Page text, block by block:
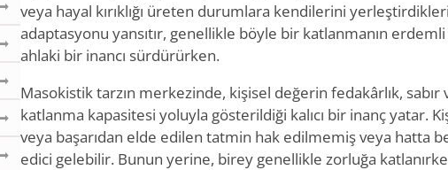
veya hayal kırıklığı üreten durumlara kendilerini
adaptasyonu yansıtır, genellikle böyle bir katlanmanın
ahlaki bir inancı sürdürürken.
Masokistik tarzın merkezinde, kişisel değerin fedakârlık,
katlanma kapasitesi yoluyla gösterildiği kalıcı bir inanç yatar.
veya başarıdan elde edilen tatmin hak edilmemiş veya hatta
edici gelebilir. Bunun yerine, birey genellikle zorluğa